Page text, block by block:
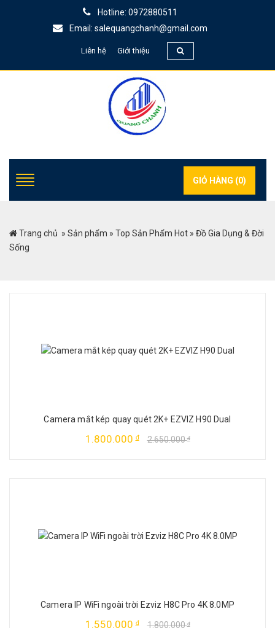
Hotline: 0972880511
Email: salequangchanh@gmail.com
Liên hệ Giới thiệu
GIỎ HÀNG (0)
Trang chủ » Sản phẩm » Top Sản Phẩm Hot » Đồ Gia Dụng & Đời
Sống
Camera mắt kép quay quét 2K+ EZVIZ H90 Dual
1.800.000đ 2.650.000đ
Camera IP WiFi ngoài trời Ezviz H8C Pro 4K 8.0MP
1.550.000đ 1.800.000đ